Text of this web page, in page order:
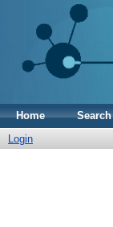
Home Search
Login